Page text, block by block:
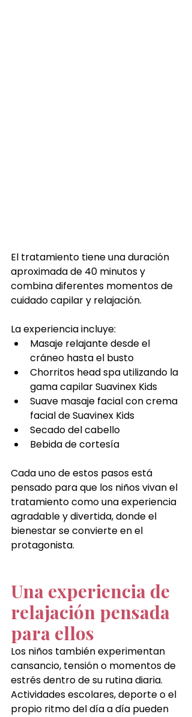
El tratamiento tiene una duración
aproximada de 40 minutos y
combina diferentes momentos de
cuidado capilar y relajación.
La experiencia incluye:
Masaje relajante desde el
cráneo hasta el busto
Chorritos head spa utilizando la
gama capilar Suavinex Kids
Suave masaje facial con crema
facial de Suavinex Kids
Secado del cabello
Bebida de cortesía
Cada uno de estos pasos está
pensado para que los niños vivan el
tratamiento como una experiencia
agradable y divertida, donde el
bienestar se convierte en el
protagonista.
Una experiencia de
relajación pensada
para ellos
Los niños también experimentan
cansancio, tensión o momentos de
estrés dentro de su rutina diaria.
Actividades escolares, deporte o el
propio ritmo del día a día pueden